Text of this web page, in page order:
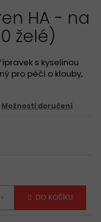
HA - na
želé)
s kyselinou
pro péči o klouby,
Možnosti doručení
DO KOŠÍKU